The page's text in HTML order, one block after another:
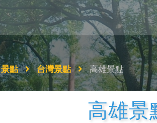
景點 台灣景點 高雄景點
高雄景